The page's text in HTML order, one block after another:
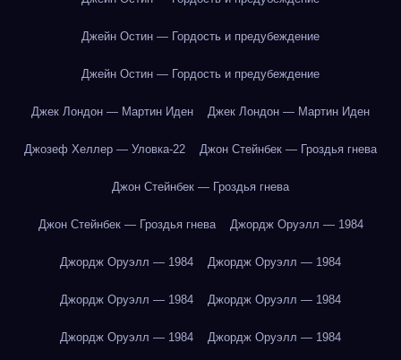
Джейн Остин — Гордость и предубеждение
Джейн Остин — Гордость и предубеждение
Джек Лондон — Мартин Иден Джек Лондон — Мартин Иден
Джозеф Хеллер — Уловка-22 Джон Стейнбек — Гроздья гнева
Джон Стейнбек — Гроздья гнева
Джон Стейнбек — Гроздья гнева Джордж Оруэлл — 1984
Джордж Оруэлл — 1984 Джордж Оруэлл — 1984
Джордж Оруэлл — 1984 Джордж Оруэлл — 1984
Джордж Оруэлл — 1984 Джордж Оруэлл — 1984